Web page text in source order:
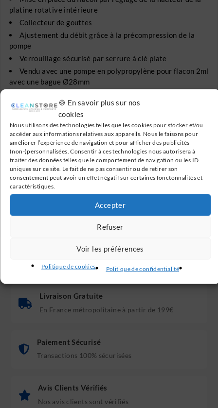
🍪 En savoir plus sur nos
cookies
Nous utilisons des technologies telles que les cookies pour stocker et/ou
accéder aux informations relatives aux appareils. Nous le faisons pour
améliorer l’expérience de navigation et pour afficher des publicités
(non-)personnalisées. Consentir à ces technologies nous autorisera à
traiter des données telles que le comportement de navigation ou les ID
uniques sur ce site. Le fait de ne pas consentir ou de retirer son
consentement peut avoir un effet négatif sur certaines fonctonnalités et
caractéristiques.
Accepter
Refuser
Voir les préférences
Politique de cookies Politique de confidentialité
platine rotative intérieure
Collecteur de gouttes
Ajustement du débit grâce à la précompression de la
pompe
Verrouillage sécurisé par serrure à clé plate
Vendu avec une pompe en polypropylène pour flacon 2ml
avec une bague Ø28mm
possible au sol
LES AVATANGES :
Fabrication française
Matière recyclable
Sans contact
Antivandalisme
Faible encombrement
Dimensions du produit nu (L x l x h) : 280 x 280 x 988
Livraison Gratuite
En France métropolitaine à partir de 199€
Paiement Sécurisé
Transactions 100% sécurisées
Avis Clients Vérifiés
Nos avis clients sont vérifiés